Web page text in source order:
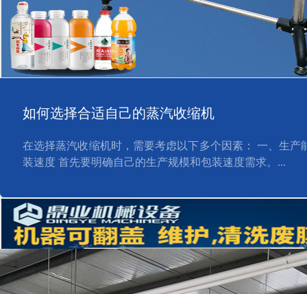
如何选择合适自己的蒸汽收缩机
在选择蒸汽收缩机时，需要考虑以下多个因素： 一、生产
装速度 首先要明确自己的生产规模和包装速度需求。...